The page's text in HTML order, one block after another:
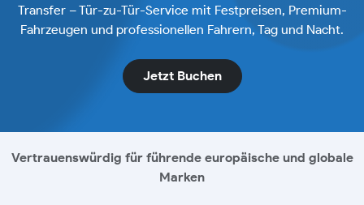
Transfer – Tür-zu-Tür-Service mit Festpreisen, Premium-
Fahrzeugen und professionellen Fahrern, Tag und Nacht.
Jetzt Buchen
Vertrauenswürdig für führende europäische und globale
Marken